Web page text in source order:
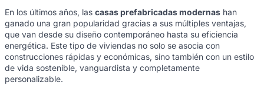
En los últimos años, las casas prefabricadas modernas han
ganado una gran popularidad gracias a sus múltiples ventajas,
que van desde su diseño contemporáneo hasta su eficiencia
energética. Este tipo de viviendas no solo se asocia con
construcciones rápidas y económicas, sino también con un estilo
de vida sostenible, vanguardista y completamente
personalizable.